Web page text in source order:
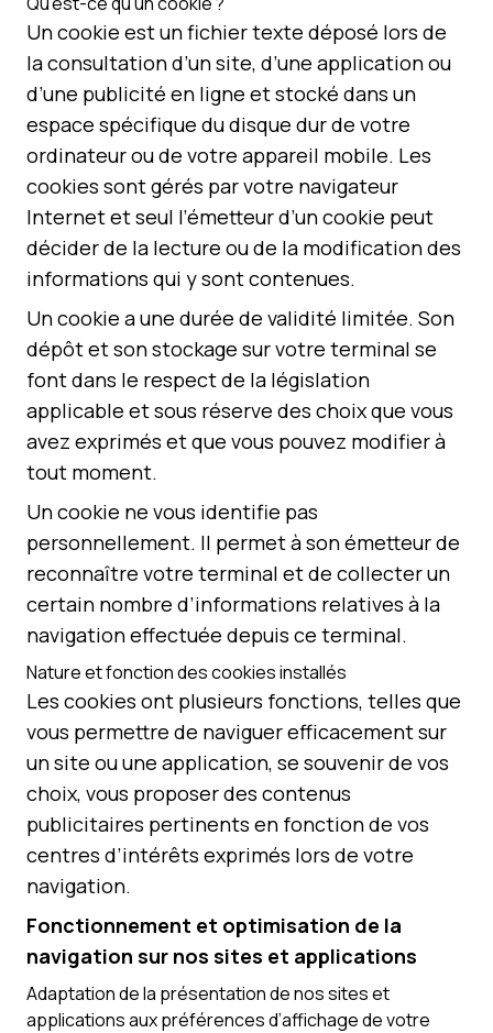
Un cookie est un fichier texte déposé lors de
la consultation d’un site, d’une application ou
d’une publicité en ligne et stocké dans un
espace spécifique du disque dur de votre
ordinateur ou de votre appareil mobile. Les
cookies sont gérés par votre navigateur
Internet et seul l’émetteur d’un cookie peut
décider de la lecture ou de la modification des
informations qui y sont contenues.
Un cookie a une durée de validité limitée. Son
dépôt et son stockage sur votre terminal se
font dans le respect de la législation
applicable et sous réserve des choix que vous
avez exprimés et que vous pouvez modifier à
tout moment.
Un cookie ne vous identifie pas
personnellement. Il permet à son émetteur de
reconnaître votre terminal et de collecter un
certain nombre d’informations relatives à la
navigation effectuée depuis ce terminal.
Nature et fonction des cookies installés
Les cookies ont plusieurs fonctions, telles que
vous permettre de naviguer efficacement sur
un site ou une application, se souvenir de vos
choix, vous proposer des contenus
publicitaires pertinents en fonction de vos
centres d’intérêts exprimés lors de votre
navigation.
Fonctionnement et optimisation de la
navigation sur nos sites et applications
Adaptation de la présentation de nos sites et
applications aux préférences d’affichage de votre